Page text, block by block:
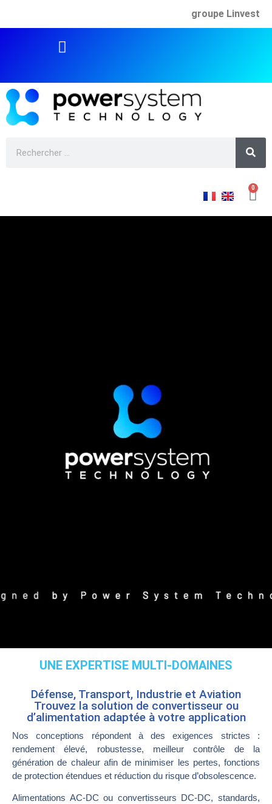
groupe Linvest
0
UNE EXPERTISE MULTI-DOMAINES
Défense, Transport, Industrie et Aviation
Trouvez la solution de convertisseur ou
d’alimentation adaptée à votre application
Nos conceptions répondent à des exigences strictes :
rendement élevé, robustesse, meilleur contrôle de la
génération de chaleur afin de minimiser les pertes, fonctions
de protection étendues et réduction du risque d’obsolescence.
Alimentations AC-DC ou convertisseurs DC-DC, standards,